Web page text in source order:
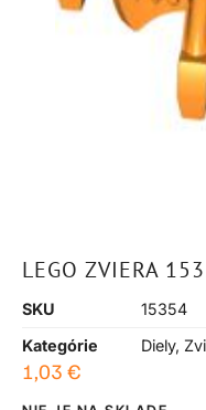
LEGO ZVIERA
SKU
15354
Kategórie
Diely,
1,03 €